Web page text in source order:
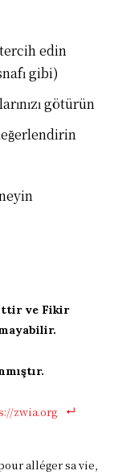
edin
gibi)
götürün
ve Fikir
zwia.org
alléger sa vie,